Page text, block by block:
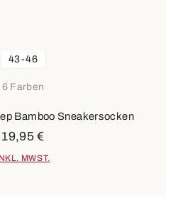
6 Farben
43-46
Bamboo Sneakersocken
19,95 €
MWST.